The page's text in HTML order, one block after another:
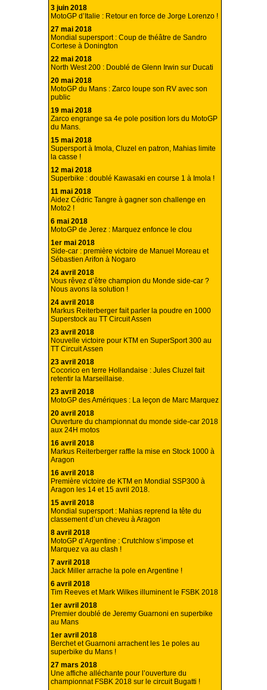
3 juin 2018
MotoGP d’Italie : Retour en force de Jorge Lorenzo !
27 mai 2018
Mondial supersport : Coup de théâtre de Sandro
Cortese à Donington
22 mai 2018
North West 200 : Doublé de Glenn Irwin sur Ducati
20 mai 2018
MotoGP du Mans : Zarco loupe son RV avec son
public
19 mai 2018
Zarco engrange sa 4e pole position lors du MotoGP
du Mans.
15 mai 2018
Supersport à Imola, Cluzel en patron, Mahias limite
la casse !
12 mai 2018
Superbike : doublé Kawasaki en course 1 à Imola !
11 mai 2018
Aidez Cédric Tangre à gagner son challenge en
Moto2 !
6 mai 2018
MotoGP de Jerez : Marquez enfonce le clou
1er mai 2018
Side-car : première victoire de Manuel Moreau et
Sébastien Arifon à Nogaro
24 avril 2018
Vous rêvez d’être champion du Monde side-car ?
Nous avons la solution !
24 avril 2018
Markus Reiterberger fait parler la poudre en 1000
Superstock au TT Circuit Assen
23 avril 2018
Nouvelle victoire pour KTM en SuperSport 300 au
TT Circuit Assen
23 avril 2018
Cocorico en terre Hollandaise : Jules Cluzel fait
retentir la Marseillaise.
23 avril 2018
MotoGP des Amériques : La leçon de Marc Marquez
20 avril 2018
Ouverture du championnat du monde side-car 2018
aux 24H motos
16 avril 2018
Markus Reiterberger raffle la mise en Stock 1000 à
Aragon
16 avril 2018
Première victoire de KTM en Mondial SSP300 à
Aragon les 14 et 15 avril 2018.
15 avril 2018
Mondial supersport : Mahias reprend la tête du
classement d’un cheveu à Aragon
8 avril 2018
MotoGP d’Argentine : Crutchlow s’impose et
Marquez va au clash !
7 avril 2018
Jack Miller arrache la pole en Argentine !
6 avril 2018
Tim Reeves et Mark Wilkes illuminent le FSBK 2018
1er avril 2018
Premier doublé de Jeremy Guarnoni en superbike
au Mans
1er avril 2018
Berchet et Guarnoni arrachent les 1e poles au
superbike du Mans !
27 mars 2018
Une affiche alléchante pour l’ouverture du
championnat FSBK 2018 sur le circuit Bugatti !